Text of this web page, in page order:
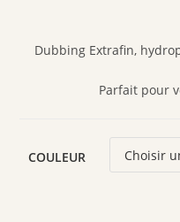
Dubbing Extrafin,
Parfait pour
COULEUR